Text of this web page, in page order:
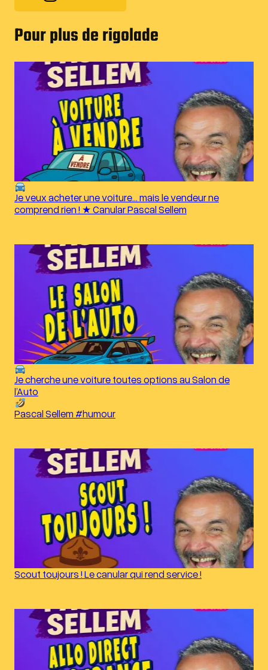
Pour plus de rigolade
Je veux acheter une voiture… mais le vendeur ne
comprend rien ! ★ Canular Pascal Sellem
Je cherche une voiture toutes options au Salon de
l’Auto
Pascal Sellem #humour
Scout toujours ! Le canular qui rend service !